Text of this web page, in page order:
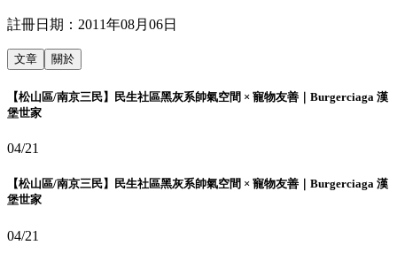
註冊日期： 2011年08月06日
文章 關於
【松山區/南京三民】民生社區黑灰系帥氣空間 × 寵物友善｜Burgerciaga 漢
堡世家
04/21
【松山區/南京三民】民生社區黑灰系帥氣空間 × 寵物友善｜Burgerciaga 漢
堡世家
04/21